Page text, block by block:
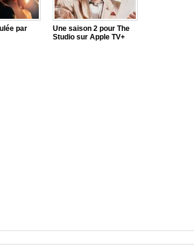
par
Une saison 2 pour The
Studio sur Apple TV+